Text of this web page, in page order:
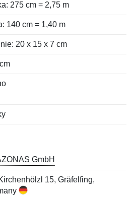
275 cm = 2,75 m
140 cm = 1,40 m
20 x 15 x 7 cm
GmbH
15, Gräfelfing,